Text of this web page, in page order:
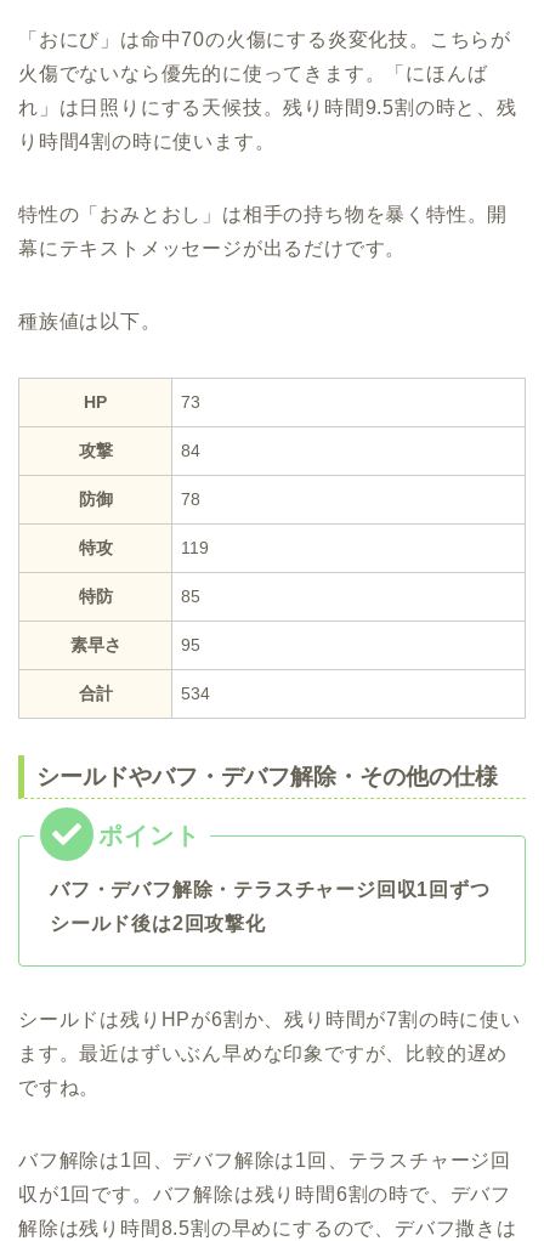
「おにび」は命中70の火傷にする炎変化技。こちらが
火傷でないなら優先的に使ってきます。「にほんば
れ」は日照りにする天候技。残り時間9.5割の時と、残
り時間4割の時に使います。
特性の「おみとおし」は相手の持ち物を暴く特性。開
幕にテキストメッセージが出るだけです。
種族値は以下。
HP 73
攻撃 84
防御 78
特攻 119
特防 85
素早さ 95
合計 534
シールドやバフ・デバフ解除・その他の仕様
バフ・デバフ解除・テラスチャージ回収1回ずつ
シールド後は2回攻撃化
シールドは残りHPが6割か、残り時間が7割の時に使い
ます。最近はずいぶん早めな印象ですが、比較的遅め
ですね。
バフ解除は1回、デバフ解除は1回、テラスチャージ回
収が1回です。バフ解除は残り時間6割の時で、デバフ
解除は残り時間8.5割の早めにするので、デバフ撒きは